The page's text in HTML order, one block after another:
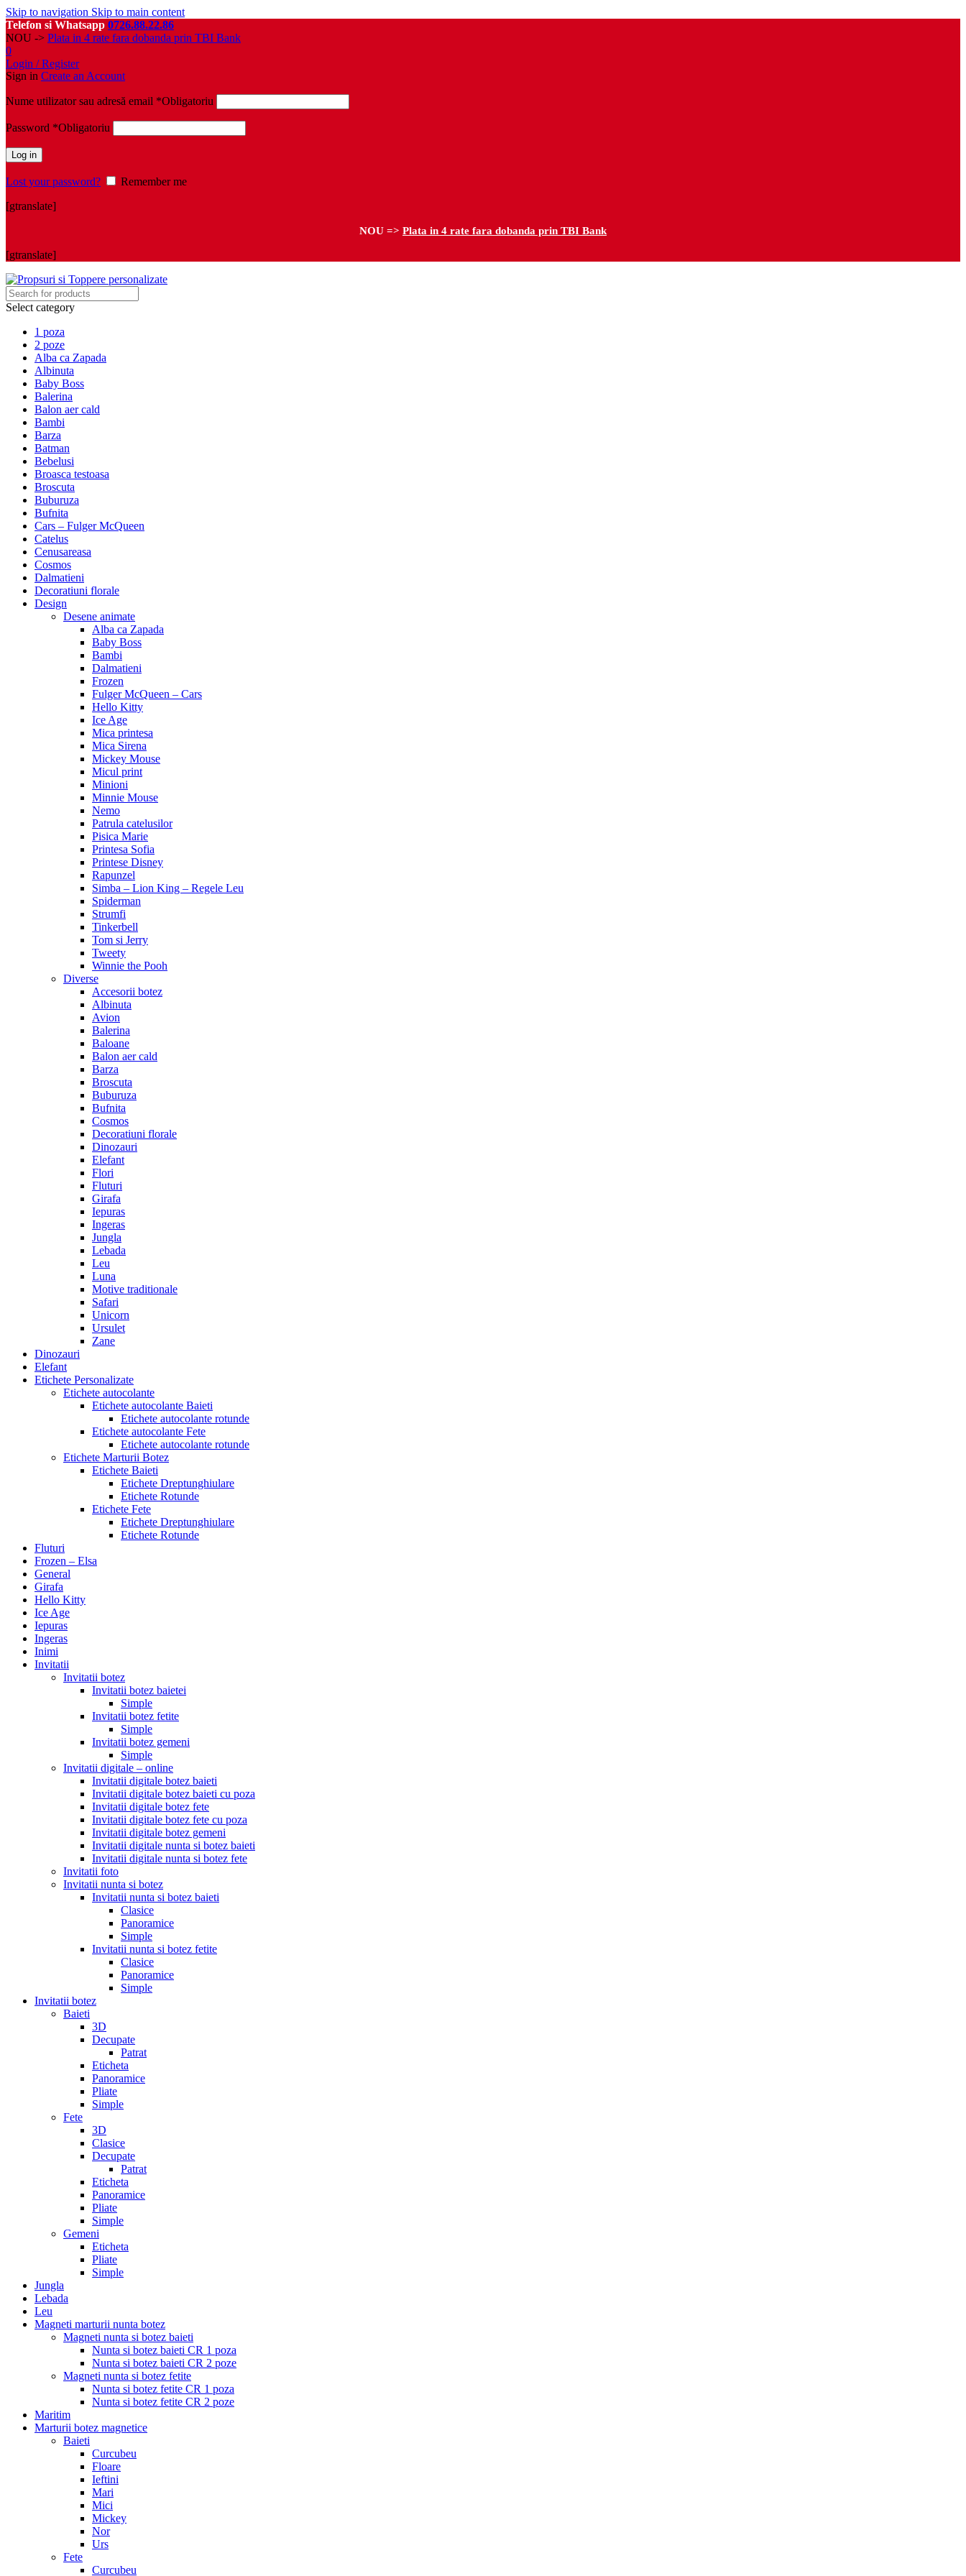
Skip to navigation Skip to main content
Telefon si Whatsapp 0726.88.22.86
NOU -> Plata in 4 rate fara dobanda prin TBI Bank
0
Login / Register
Sign in Create an Account
Nume utilizator sau adresă email *Obligatoriu
Password *Obligatoriu
Log in
Lost your password?
Remember me
[gtranslate]
NOU => Plata in 4 rate fara dobanda prin TBI Bank
[gtranslate]
Select category
1 poza
2 poze
Alba ca Zapada
Albinuta
Baby Boss
Balerina
Balon aer cald
Bambi
Barza
Batman
Bebelusi
Broasca testoasa
Broscuta
Buburuza
Bufnita
Cars – Fulger McQueen
Catelus
Cenusareasa
Cosmos
Dalmatieni
Decoratiuni florale
Design
Desene animate
Alba ca Zapada
Baby Boss
Bambi
Dalmatieni
Frozen
Fulger McQueen – Cars
Hello Kitty
Ice Age
Mica printesa
Mica Sirena
Mickey Mouse
Micul print
Minioni
Minnie Mouse
Nemo
Patrula catelusilor
Pisica Marie
Printesa Sofia
Printese Disney
Rapunzel
Simba – Lion King – Regele Leu
Spiderman
Strumfi
Tinkerbell
Tom si Jerry
Tweety
Winnie the Pooh
Diverse
Accesorii botez
Albinuta
Avion
Balerina
Baloane
Balon aer cald
Barza
Broscuta
Buburuza
Bufnita
Cosmos
Decoratiuni florale
Dinozauri
Elefant
Flori
Fluturi
Girafa
Iepuras
Ingeras
Jungla
Lebada
Leu
Luna
Motive traditionale
Safari
Unicorn
Ursulet
Zane
Dinozauri
Elefant
Etichete Personalizate
Etichete autocolante
Etichete autocolante Baieti
Etichete autocolante rotunde
Etichete autocolante Fete
Etichete autocolante rotunde
Etichete Marturii Botez
Etichete Baieti
Etichete Dreptunghiulare
Etichete Rotunde
Etichete Fete
Etichete Dreptunghiulare
Etichete Rotunde
Fluturi
Frozen – Elsa
General
Girafa
Hello Kitty
Ice Age
Iepuras
Ingeras
Inimi
Invitatii
Invitatii botez
Invitatii botez baietei
Simple
Invitatii botez fetite
Simple
Invitatii botez gemeni
Simple
Invitatii digitale – online
Invitatii digitale botez baieti
Invitatii digitale botez baieti cu poza
Invitatii digitale botez fete
Invitatii digitale botez fete cu poza
Invitatii digitale botez gemeni
Invitatii digitale nunta si botez baieti
Invitatii digitale nunta si botez fete
Invitatii foto
Invitatii nunta si botez
Invitatii nunta si botez baieti
Clasice
Panoramice
Simple
Invitatii nunta si botez fetite
Clasice
Panoramice
Simple
Invitatii botez
Baieti
3D
Decupate
Patrat
Eticheta
Panoramice
Pliate
Simple
Fete
3D
Clasice
Decupate
Patrat
Eticheta
Panoramice
Pliate
Simple
Gemeni
Eticheta
Pliate
Simple
Jungla
Lebada
Leu
Magneti marturii nunta botez
Magneti nunta si botez baieti
Nunta si botez baieti CR 1 poza
Nunta si botez baieti CR 2 poze
Magneti nunta si botez fetite
Nunta si botez fetite CR 1 poza
Nunta si botez fetite CR 2 poze
Maritim
Marturii botez magnetice
Baieti
Curcubeu
Floare
Ieftini
Mari
Mici
Mickey
Nor
Urs
Fete
Curcubeu